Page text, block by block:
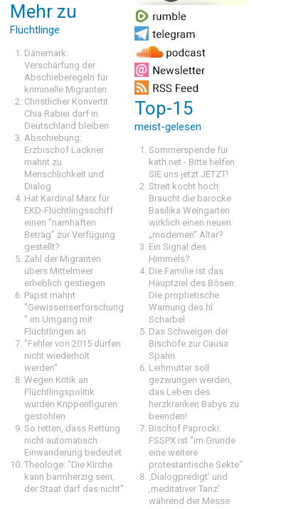
Mehr zu
Flüchtlinge
Dänemark:
Verschärfung der
Abschieberegeln für
kriminelle Migranten
Christlicher Konvertit
Chia Rabiei darf in
Deutschland bleiben
Abschiebung:
Erzbischof Lackner
mahnt zu
Menschlichkeit und
Dialog
Hat Kardinal Marx für
EKD-Flüchtlingsschiff
einen "namhaften
Betrag" zur Verfügung
gestellt?
Zahl der Migranten
übers Mittelmeer
erheblich gestiegen
Papst mahnt
"Gewissenserforschung
" im Umgang mit
Flüchtlingen an
"Fehler von 2015 dürfen
nicht wiederholt
werden"
Wegen Kritik an
Flüchtlingspolitik
wurden Krippenfiguren
gestohlen
So retten, dass Rettung
nicht automatisch
Einwanderung bedeutet
Theologe: "Die Kirche
kann barmherzig sein,
der Staat darf das nicht"
Top-15
meist-gelesen
Sommerspende für
kath.net - Bitte helfen
SIE uns jetzt JETZT!
Streit kocht hoch:
Braucht die barocke
Basilika Weingarten
wirklich einen neuen
„modernen“ Altar?
Ein Signal des
Himmels?
Die Familie ist das
Hauptziel des Bösen:
Die prophetische
Warnung des hl.
Scharbel
Das Schweigen der
Bischöfe zur Causa
Spahn
Leihmutter soll
gezwungen werden,
das Leben des
herzkranken Babys zu
beenden!
Bischof Paprocki:
FSSPX ist "im Grunde
eine weitere
protestantische Sekte"
‚Dialogpredigt‘ und
‚meditativer Tanz’
während der Messe